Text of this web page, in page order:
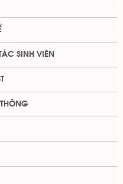
SINH VIÊN